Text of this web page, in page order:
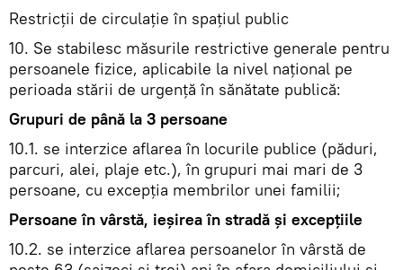
Restricții de circulație în spațiul public
10. Se stabilesc măsurile restrictive generale pentru
persoanele fizice, aplicabile la nivel național pe
perioada stării de urgență în sănătate publică:
Grupuri de până la 3 persoane
10.1. se interzice aflarea în locurile publice (păduri,
parcuri, alei, plaje etc.), în grupuri mai mari de 3
persoane, cu excepția membrilor unei familii;
Persoane în vârstă, ieșirea în stradă și excepțiile
10.2. se interzice aflarea persoanelor în vârstă de